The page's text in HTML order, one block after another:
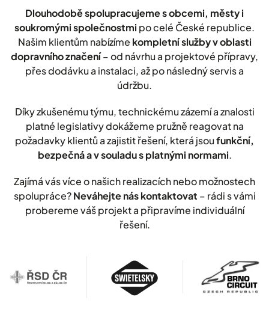
Dlouhodobě spolupracujeme s obcemi, městy i
soukromými společnostmi po celé České republice.
Našim klientům nabízíme kompletní služby v oblasti
dopravního značení– od návrhu a projektové přípravy,
přes dodávku a instalaci, až po následný servis a
údržbu.
Díky zkušenému týmu, technickému zázemí a znalosti
platné legislativy dokážeme pružně reagovat na
požadavky klientů a zajistit řešení, která jsoufunkční,
bezpečná a v souladu s platnými normami.
Zajímá vás více o našich realizacích nebo možnostech
spolupráce?Neváhejte nás kontaktovat – rádi s vámi
probereme váš projekt a připravíme individuální
řešení.